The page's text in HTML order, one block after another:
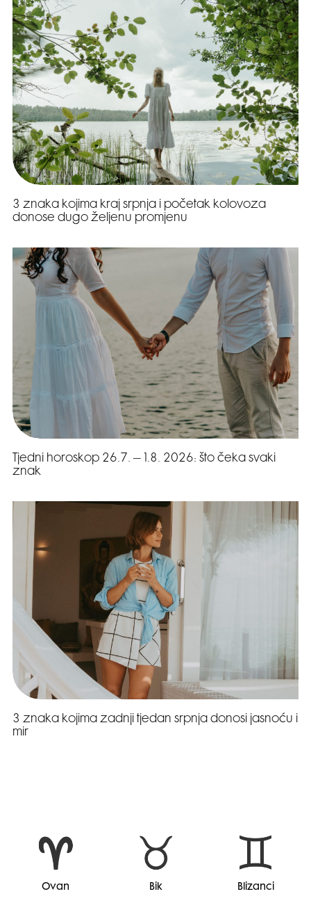
3 znaka kojima kraj srpnja i početak kolovoza
donose dugo željenu promjenu
Tjedni horoskop 26.7. – 1.8. 2026: što čeka svaki
znak
3 znaka kojima zadnji tjedan srpnja donosi jasnoću i
mir
Ovan Bik Blizanci